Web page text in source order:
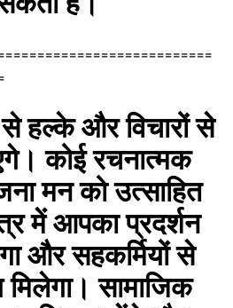
है।
हल्के और विचारों से
कोई रचनात्मक
मन को उत्साहित
में आपका प्रदर्शन
और सहकर्मियों से
मिलेगा। सामाजिक